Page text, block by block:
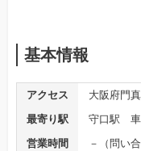
基本情報
アクセス
大阪府門
最寄り駅
守口駅 車
営業時間
－（問い合